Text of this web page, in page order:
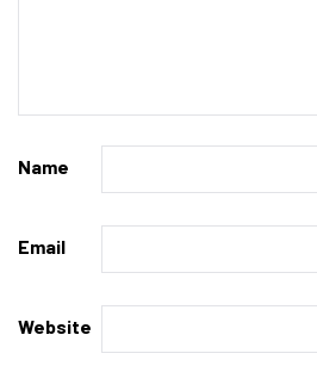
Name
Email
Website